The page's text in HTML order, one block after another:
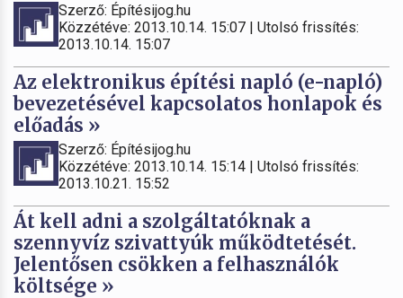
Szerző: Építésijog.hu
Közzétéve: 2013.10.14. 15:07 | Utolsó frissítés:
2013.10.14. 15:07
Az elektronikus építési napló (e-napló)
bevezetésével kapcsolatos honlapok és
előadás »
Szerző: Építésijog.hu
Közzétéve: 2013.10.14. 15:14 | Utolsó frissítés:
2013.10.21. 15:52
Át kell adni a szolgáltatóknak a
szennyvíz szivattyúk működtetését.
Jelentősen csökken a felhasználók
költsége »